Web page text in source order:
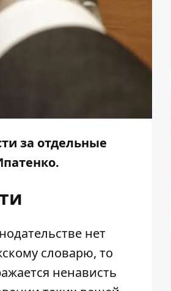
за отдельные
нет
словарю, то
ненависть